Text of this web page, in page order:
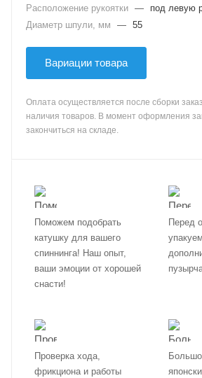
Расположение рукоятки —
под левую
Диаметр шпули, мм
— 55
Вариации товара
Оплата осуществляется после сборки
наличия товаров. В момент оформления
закончиться на складе.
Поможем подобрать
катушку для вашего
спиннинга! Наш опыт,
ваши эмоции от хорошей
снасти!
Перед
Проверка хода,
фрикциона и работы